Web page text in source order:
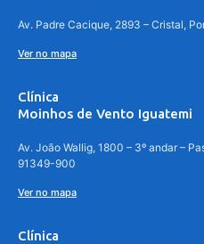
Av. Padre Cacique, 2893 – Cristal,
Ver no mapa
Clínica
Moinhos de Vento Iguatemi
Av. João Wallig, 1800 – 3º andar –
91349-900
Ver no mapa
Clínica